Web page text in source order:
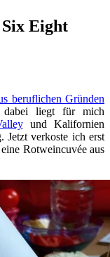
Eight
beruflichen Gründen
dabei liegt für mich
und Kalifornien
Jetzt verkoste ich erst
Rotweincuvée aus